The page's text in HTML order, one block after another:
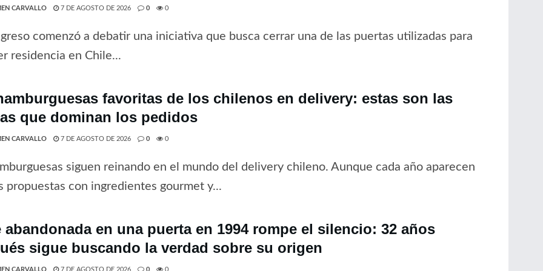
CARVALLO 7 DE AGOSTO DE 2026 0 0
comenzó a debatir una iniciativa que busca cerrar una de las puertas utilizadas para
residencia en Chile...
favoritas de los chilenos en delivery: estas son las
que dominan los pedidos
CARVALLO 7 DE AGOSTO DE 2026 0 0
siguen reinando en el mundo del delivery chileno. Aunque cada año aparecen
propuestas con ingredientes gourmet y...
abandonada en una puerta en 1994 rompe el silencio: 32 años
sigue buscando la verdad sobre su origen
CARVALLO 7 DE AGOSTO DE 2026 0 0